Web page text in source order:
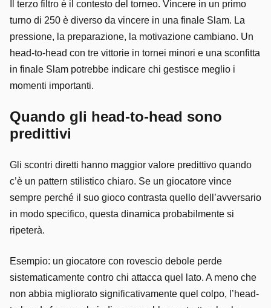
Il terzo filtro è il contesto del torneo. Vincere in un primo
turno di 250 è diverso da vincere in una finale Slam. La
pressione, la preparazione, la motivazione cambiano. Un
head-to-head con tre vittorie in tornei minori e una sconfitta
in finale Slam potrebbe indicare chi gestisce meglio i
momenti importanti.
Quando gli head-to-head sono
predittivi
Gli scontri diretti hanno maggior valore predittivo quando
c’è un pattern stilistico chiaro. Se un giocatore vince
sempre perché il suo gioco contrasta quello dell’avversario
in modo specifico, questa dinamica probabilmente si
ripeterà.
Esempio: un giocatore con rovescio debole perde
sistematicamente contro chi attacca quel lato. A meno che
non abbia migliorato significativamente quel colpo, l’head-